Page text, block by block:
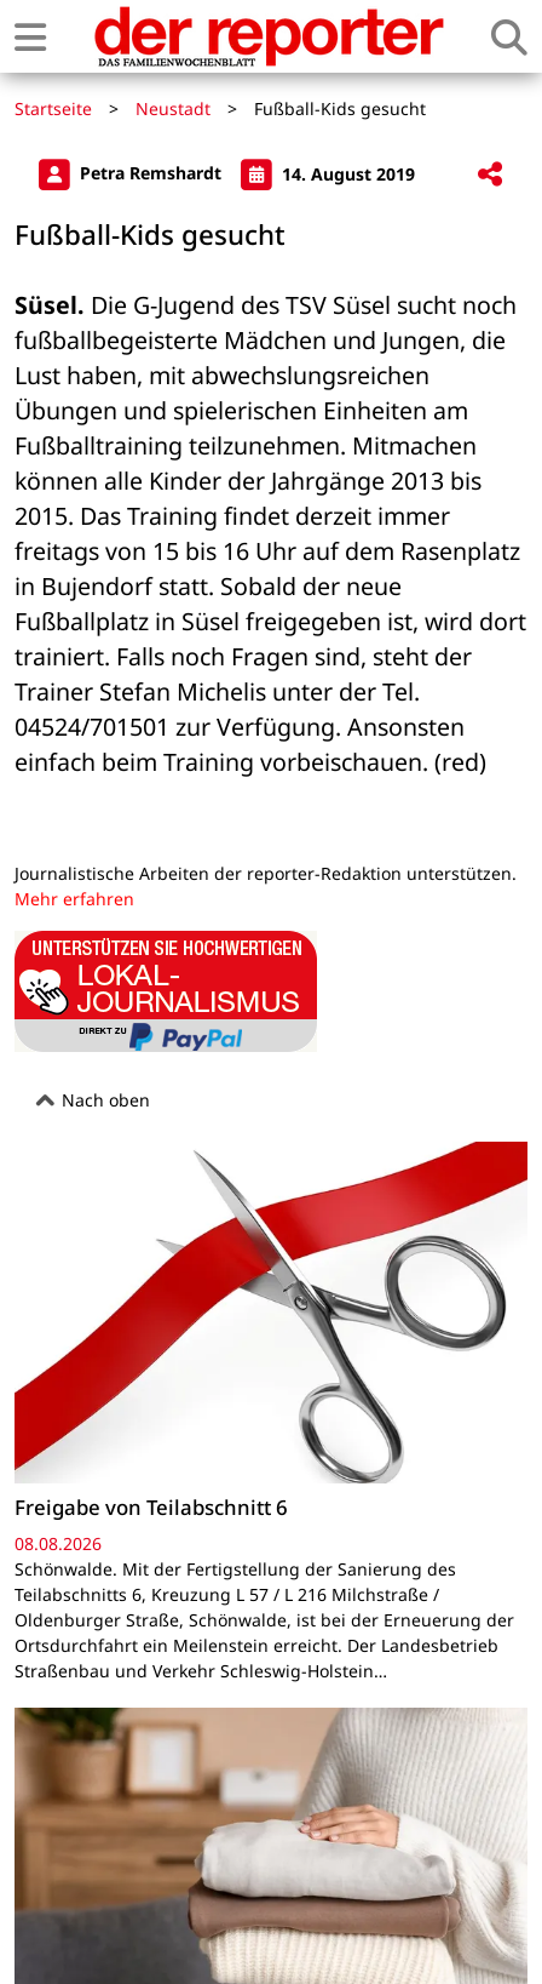
Startseite > Neustadt > Fußball-Kids gesucht
Petra Remshardt 14. August 2019
Fußball-Kids gesucht
Süsel. Die G-Jugend des TSV Süsel sucht noch
fußballbegeisterte Mädchen und Jungen, die
Lust haben, mit abwechslungsreichen
Übungen und spielerischen Einheiten am
Fußballtraining teilzunehmen. Mitmachen
können alle Kinder der Jahrgänge 2013 bis
2015. Das Training findet derzeit immer
freitags von 15 bis 16 Uhr auf dem Rasenplatz
in Bujendorf statt. Sobald der neue
Fußballplatz in Süsel freigegeben ist, wird dort
trainiert. Falls noch Fragen sind, steht der
Trainer Stefan Michelis unter der Tel.
04524/701501 zur Verfügung. Ansonsten
einfach beim Training vorbeischauen. (red)
Journalistische Arbeiten der reporter-Redaktion unterstützen.
Mehr erfahren
Nach oben
Freigabe von Teilabschnitt 6
08.08.2026
Schönwalde. Mit der Fertigstellung der Sanierung des
Teilabschnitts 6, Kreuzung L 57 / L 216 Milchstraße /
Oldenburger Straße, Schönwalde, ist bei der Erneuerung der
Ortsdurchfahrt ein Meilenstein erreicht. Der Landesbetrieb
Straßenbau und Verkehr Schleswig-Holstein…